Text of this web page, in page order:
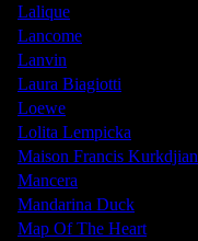
Lalique
Lancome
Lanvin
Laura Biagiotti
Loewe
Lolita Lempicka
Maison Francis Kurkdjian
Mancera
Mandarina Duck
Map Of The Heart